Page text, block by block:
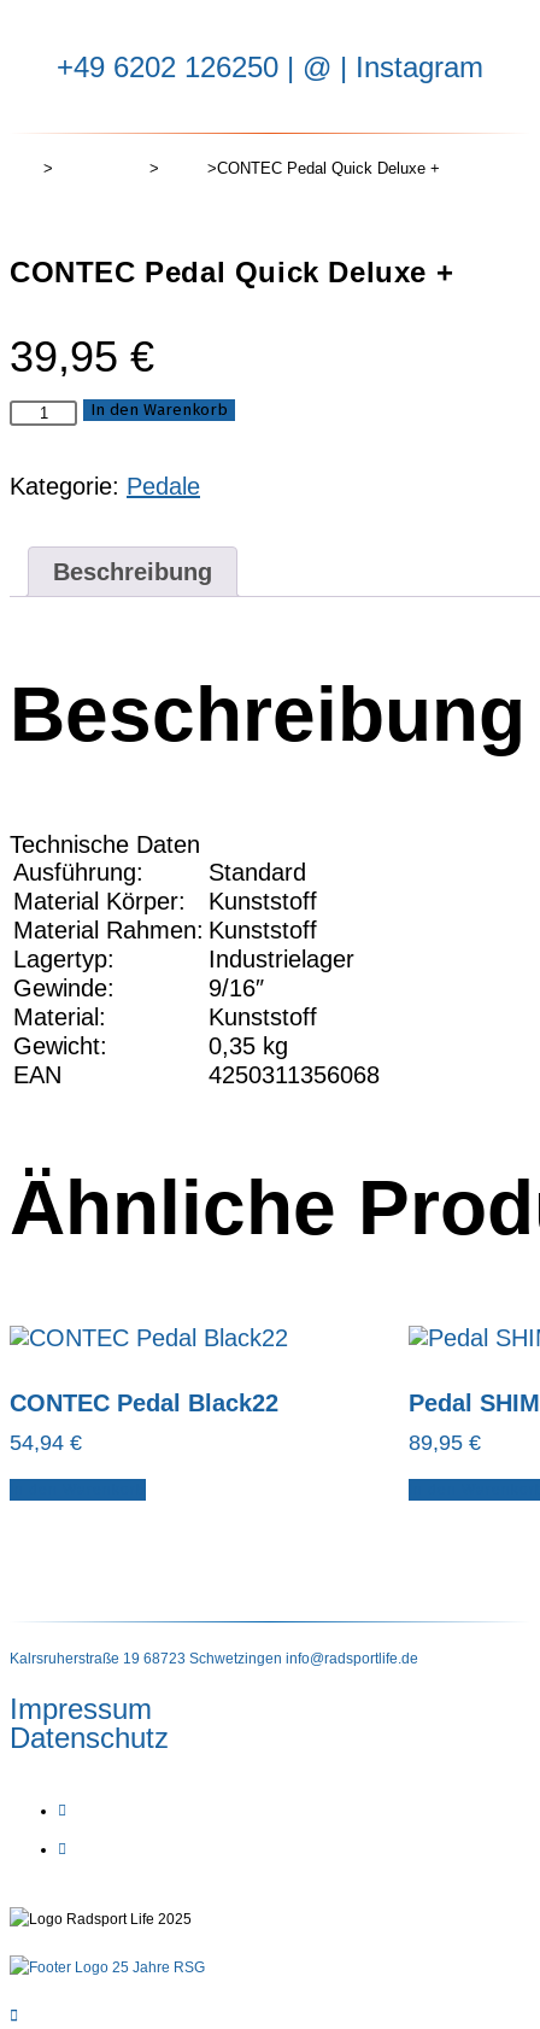
‭+49 6202 126250 | ‬ @ | Instagram
> > >CONTEC Pedal Quick Deluxe +
CONTEC Pedal Quick Deluxe +
39,95 €
In den Warenkorb
Kategorie: Pedale
Beschreibung
Beschreibung
Technische Daten
Ausführung:
Standard
Material Körper:
Kunststoff
Material Rahmen: Kunststoff
Lagertyp:
Industrielager
Gewinde:
9/16″
Material:
Kunststoff
Gewicht:
0,35 kg
EAN
4250311356068
Ähnliche
CONTEC Pedal Black22
54,94 €
Pedal
89,95 €
Kalrsruherstraße 19 68723 Schwetzingen info@radsportlife.de
Impressum
Datenschutz